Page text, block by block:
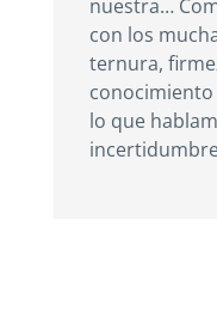
nuestra…
con los
ternura,
conocimiento
lo que